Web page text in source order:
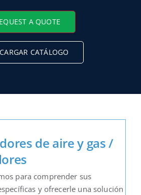
A QUOTE
CATÁLOGO
de aire y gas /
para comprender sus
y ofrecerle una solución